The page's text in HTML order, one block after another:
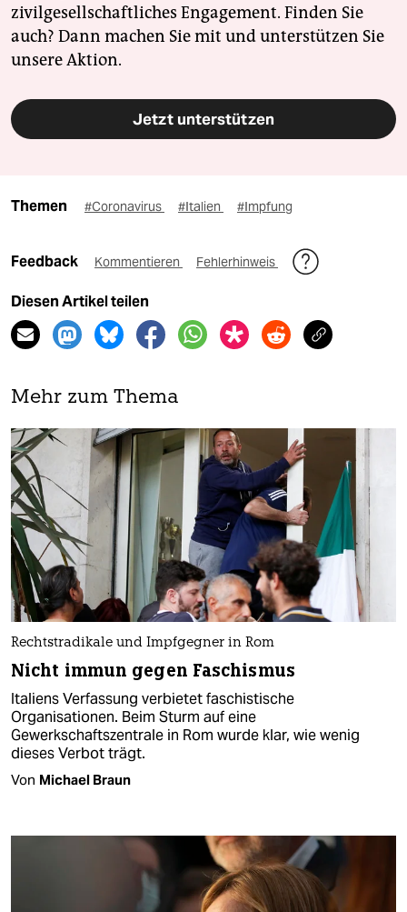
zivilgesellschaftliches Engagement. Finden Sie
auch? Dann machen Sie mit und unterstützen Sie
unsere Aktion.
Jetzt unterstützen
Themen #Coronavirus #Italien #Impfung
Feedback Kommentieren Fehlerhinweis
Diesen Artikel teilen
Mehr zum Thema
Rechtstradikale und Impfgegner in Rom
Nicht immun gegen Faschismus
Italiens Verfassung verbietet faschistische
Organisationen. Beim Sturm auf eine
Gewerkschaftszentrale in Rom wurde klar, wie wenig
dieses Verbot trägt.
Von Michael Braun